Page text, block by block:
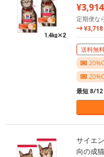
¥3,914
定期便な
¥3,718
送料無
最短 8/12
サイエ
向の成